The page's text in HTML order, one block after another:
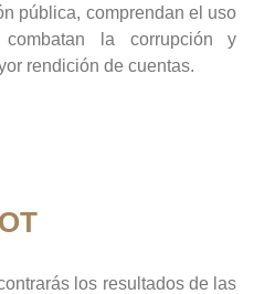
pública, comprendan el uso
la corrupción y
rendición de cuentas.
los resultados de las